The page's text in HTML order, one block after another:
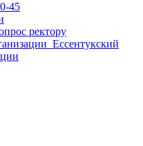
45
ректору
Ессентукский